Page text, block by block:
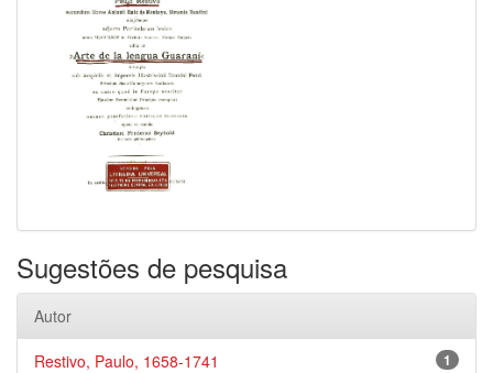
Sugestões de pesquisa
Autor
1
Restivo, Paulo, 1658-1741